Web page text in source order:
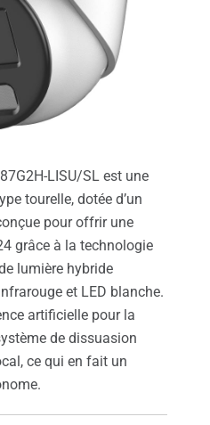
LISU/SL est une
tourelle, dotée d’un
pour offrir une
grâce à la technologie
lumière hybride
et LED blanche.
artificielle pour la
de dissuasion
ce qui en fait un